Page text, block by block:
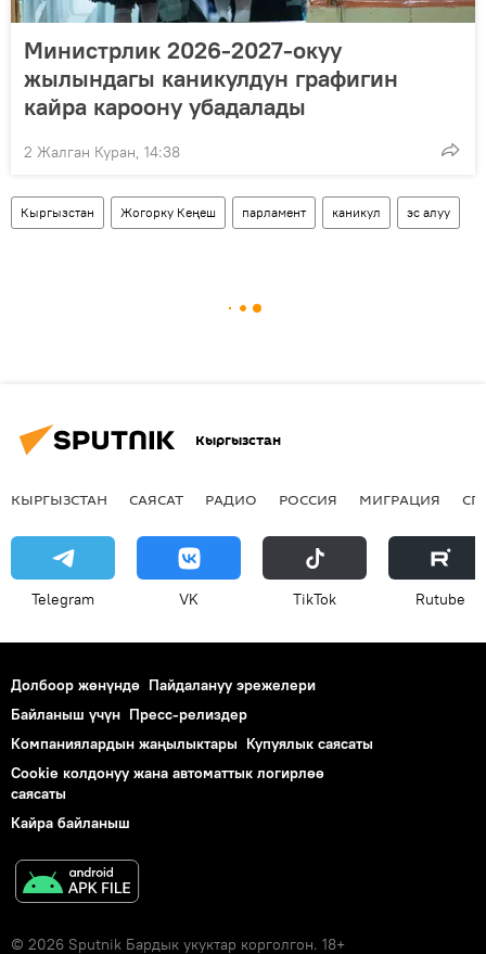
Министрлик 2026-2027-окуу
жылындагы каникулдун графигин
кайра кароону убадалады
2 Жалган Куран, 14:38
Кыргызстан Жогорку Кеңеш парламент каникул эс алуу
Кыргызстан
КЫРГЫЗСТАН САЯСАТ РАДИО РОССИЯ МИГРАЦИЯ
Telegram VK ТikТоk Rutube
Долбоор жөнүндө Пайдалануу эрежелери
Байланыш үчүн Пресс-релиздер
Компаниялардын жаңылыктары Купуялык саясаты
Cookie колдонуу жана автоматтык логирлөө
саясаты
Кайра байланыш
© 2026 Sputnik Бардык укуктар корголгон. 18+